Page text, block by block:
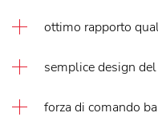
ottimo rapporto
semplice design
forza di comando